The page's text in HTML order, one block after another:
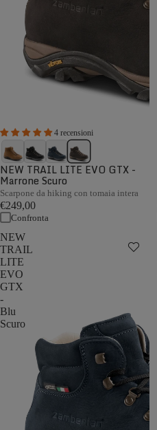
4 recensioni
NEW TRAIL LITE EVO GTX -
Marrone Scuro
Scarpone da hiking con tomaia intera
€249,00
Confronta
NEW
TRAIL
LITE
EVO
GTX
-
Blu
Scuro